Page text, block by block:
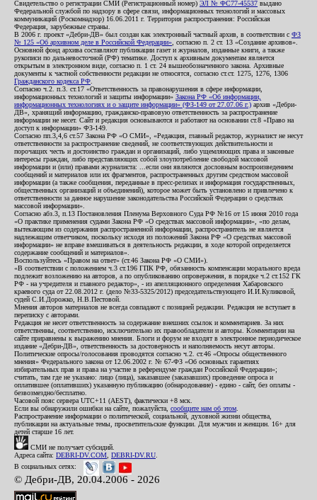
Свидетельство о регистрации СМИ (Регистрационный номер) ЭЛ № ФС77-45537 выдано
Федеральной службой по надзору в сфере связи, информационных технологий и массовых
коммуникаций (Роскомнадзор) 16.06.2011 г. Территория распространения: Российская
Федерация, зарубежные страны.
В 2006 г. проект «Дебри-ДВ» был создан как электронный частный архив, в соответствии с ФЗ
№ 125 «Об архивном деле в Российской Федерации» , согласно п. 2 ст. 13 «Создание архивов».
Основной фонд архива составляют публикации газет и журналов, изданные книги, а также
рукописи по дальневосточной (РФ) тематике. Доступ к архивным документам является
открытым в электронном виде, согласно п. 1 ст. 24 вышеобозначенного закона. Архивные
документы к частной собственности редакции не относятся, согласно ст.ст. 1275, 1276, 1306
Гражданского кодекса РФ
Согласно ч.2. п.3. ст.17 «Ответственность за правонарушения в сфере информации,
информационных технологий и защиты информации» Закона РФ «Об информации,
информационных технологиях и о защите информации» (ФЗ-149 от 27.07.06 г.) архив «Дебри-
ДВ», хранящий информацию, гражданско-правовую ответственность за распространение
информации не несет. Сайт и редакция основываются и работают на основании ст.8 «Право на
доступ к информации» ФЗ-149.
Согласно пп.3,4,6 ст.57 Закона РФ «О СМИ», «Редакция, главный редактор, журналист не несут
ответственности за распространение сведений, не соответствующих действительности и
порочащих честь и достоинство граждан и организаций, либо ущемляющих права и законные
интересы граждан, либо представляющих собой злоупотребление свободой массовой
информации и (или) правами журналиста: ...если они являются дословным воспроизведением
сообщений и материалов или их фрагментов, распространенных другим средством массовой
информации (а также сообщения, переданные в пресс-релизах и информация государственных,
общественных организаций и объединений), которое может быть установлено и привлечено к
ответственности за данное нарушение законодательства Российской Федерации о средствах
массовой информации».
Согласно абз.3, п.13 Постановления Пленума Верховного Суда РФ №16 от 15 июня 2010 года
«О практике применения судами Закона РФ «О средствах массовой информации», «по делам,
вытекающим из содержания распространенной информации, распространитель не является
надлежащим ответчиком, поскольку исходя из положений Закона РФ «О средствах массовой
информации» не вправе вмешиваться в деятельность редакции, в ходе которой определяется
содержание сообщений и материалов».
Воспользуйтесь «Правом на ответ» (ст.46 Закона РФ «О СМИ»).
«В соответствии с положением ч.3 ст.196 ГПК РФ, обязанность компенсации морального вреда
подлежит возложению на авторов, а по опубликованию опровержения, в порядке ч.2 ст.152 ГК
РФ - на учредителя и главного редактор», - из апелляционного определения Хабаровского
краевого суда от 22.08.2012 г. (дело №33-5325/2012) председательствующего И.И.Куликовой,
судей С.И.Дорожко, Н.В.Пестовой.
Мнения авторов материалов не всегда совпадают с позицией редакции. Редакция не вступает в
переписку с авторами.
Редакция не несет ответственность за содержание внешних ссылок и комментариев. За них
ответственны, соответственно, исключительно их правообладатели и авторы. Комментарии на
сайте приравнены к выражению мнения. Блоги и форум не входят в электронное периодическое
издание «Дебри-ДВ», ответственность за достоверность и наполняемость несут авторы.
Политические опросы/голосования проводятся согласно ч.2. ст.46 «Опросы общественного
мнения» Федерального закона от 12.06.2002 г. № 67-ФЗ «Об основных гарантиях
избирательных прав и права на участие в референдуме граждан Российской Федерации»;
считать, там где не указано: лицо (лица), заказавшее (заказавших) проведение опроса и
оплатившее (оплативших) указанную публикацию (обнародование) - едино - сайт, без оплаты -
безвозмездно/бесплатно.
Часовой пояс сервера UTC+11 (AEST), фактически +8 мск.
Если вы обнаружили ошибки на сайте, пожалуйста, сообщите нам об этом
Распространение информации о политической, социальной, духовной жизни общества,
публикации на актуальные темы, просветительские функции. Для мужчин и женщин. 16+ для
детей старше 16 лет.
СМИ не получает субсидий.
Адреса сайта: DEBRI-DV.COM DEBRI-DV.RU
В социальных сетях:
© Дебри-ДВ, 20.04.2006 - 2026